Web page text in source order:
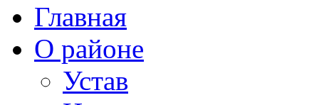
Главная
О районе
Устав